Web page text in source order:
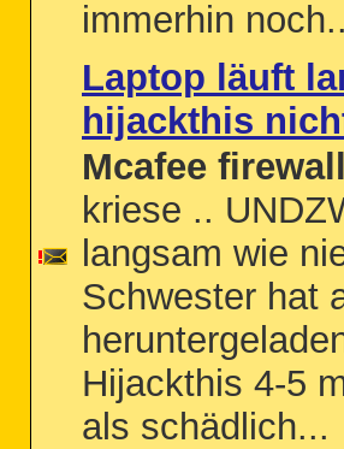
immerhin
Laptop läuft
hijackthis
Mcafee firewall
kriese ..
langsam wie
Schwester hat
Hijackthis 4-5
als schädlich...